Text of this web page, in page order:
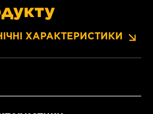
ХАРАКТЕРИСТИКИ